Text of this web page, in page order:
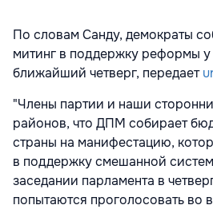
По словам Санду, демократы
митинг в поддержку реформы у
ближайший четверг, передает
"Члены партии и наши
районов, что ДПМ собирает
страны на манифестацию,
в поддержку смешанной
заседании парламента в
попытаются проголосовать во